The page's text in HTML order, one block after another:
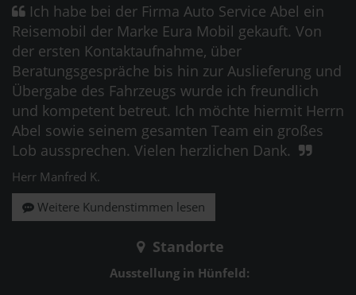
Ich habe bei der Firma Auto Service Abel ein
Reisemobil der Marke Eura Mobil gekauft. Von
der ersten Kontaktaufnahme, über
Beratungsgespräche bis hin zur Auslieferung und
Übergabe des Fahrzeugs wurde ich freundlich
und kompetent betreut. Ich möchte hiermit Herrn
Abel sowie seinem gesamten Team ein großes
Lob aussprechen. Vielen herzlichen Dank.
Herr Manfred K.
Weitere Kundenstimmen lesen
Standorte
Ausstellung in Hünfeld: